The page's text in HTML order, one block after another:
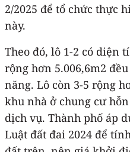
2/2025 để tổ chức thực
này.
Theo đó, lô 1-2 có diện
rộng hơn 5.006,6m2
năng. Lô còn 3-5 rộng
khu nhà ở chung cư
dịch vụ. Thành phố áp
Luật đất đai 2024 để